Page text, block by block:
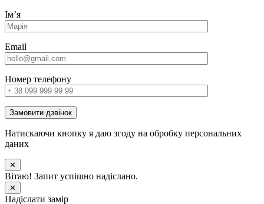
Імʼя
Email
Номер телефону
Замовити дзвінок
Натискаючи кнопку я даю згоду на обробку персональних
даних
✕
Вітаю! Запит успішно надіслано.
✕
Надіслати замір